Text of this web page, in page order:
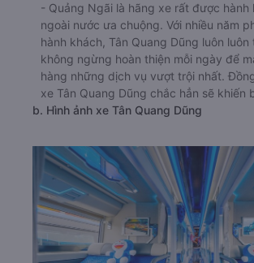
- Quảng Ngãi là hãng xe rất được hành
ngoài nước ưa chuộng. Với nhiều năm
hành khách, Tân Quang Dũng luôn luôn
không ngừng hoàn thiện mỗi ngày để
hàng những dịch vụ vượt trội nhất.
xe Tân Quang Dũng chắc hẳn sẽ khiến
b. Hình ảnh xe Tân Quang Dũng